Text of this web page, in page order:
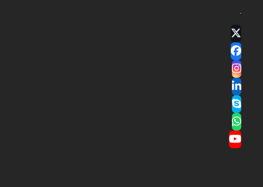
Twitter
(deprecated)
Facebook
Instagram
LinkedIn
Skype
Whatsapp
YouTube